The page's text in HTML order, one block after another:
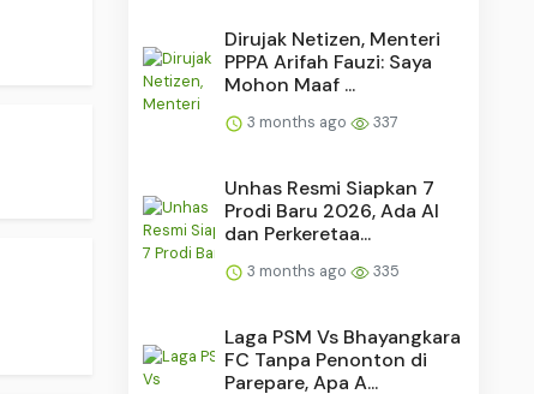
Dirujak Netizen, Menteri
PPPA Arifah Fauzi: Saya
Mohon Maaf ...
3 months ago 337
Unhas Resmi Siapkan 7
Prodi Baru 2026, Ada AI
dan Perkeretaa...
3 months ago 335
Laga PSM Vs Bhayangkara
FC Tanpa Penonton di
Parepare, Apa A...